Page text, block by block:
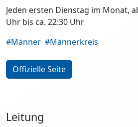
Jeden ersten Dienstag im Monat,
Uhr bis ca. 22:30 Uhr
#Männer #Männerkreis
Offizielle Seite
Leitung